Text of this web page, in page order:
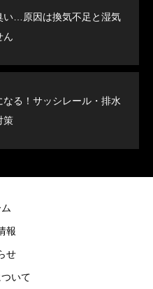
い…原因は換気不足と湿気
ん
なる！サッシレール・排水
策
報
せ
いて